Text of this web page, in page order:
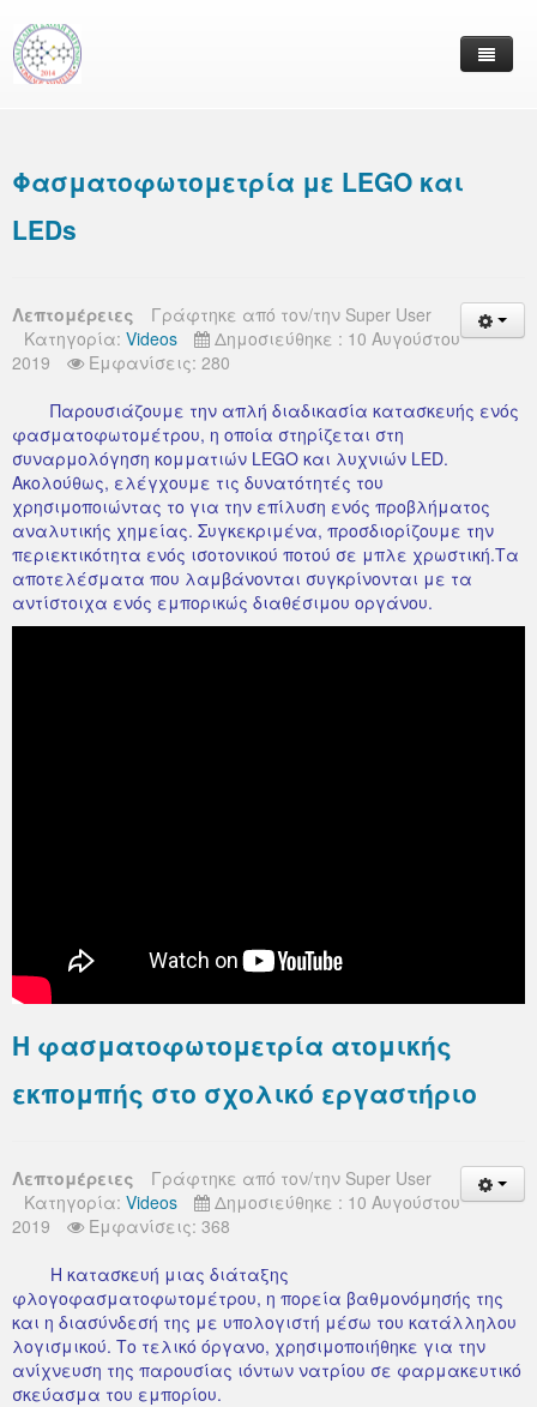
Φασματοφωτομετρία με LEGO και
LEDs
Λεπτομέρειες Γράφτηκε από τον/την Super User
Κατηγορία: Videos
Δημοσιεύθηκε : 10 Αυγούστου
2019
Εμφανίσεις: 280
Παρουσιάζουμε την απλή διαδικασία κατασκευής ενός
φασματοφωτομέτρου, η οποία στηρίζεται στη
συναρμολόγηση κομματιών LEGO και λυχνιών LED.
Ακολούθως, ελέγχουμε τις δυνατότητές του
χρησιμοποιώντας το για την επίλυση ενός προβλήματος
αναλυτικής χημείας. Συγκεκριμένα, προσδιορίζουμε την
περιεκτικότητα ενός ισοτονικού ποτού σε μπλε χρωστική.Τα
αποτελέσματα που λαμβάνονται συγκρίνονται με τα
αντίστοιχα ενός εμπορικώς διαθέσιμου οργάνου.
Η φασματοφωτομετρία ατομικής
εκπομπής στο σχολικό εργαστήριο
Λεπτομέρειες Γράφτηκε από τον/την Super User
Κατηγορία: Videos
Δημοσιεύθηκε : 10 Αυγούστου
2019
Εμφανίσεις: 368
Η κατασκευή μιας διάταξης
φλογοφασματοφωτομέτρου, η πορεία βαθμονόμησής της
και η διασύνδεσή της με υπολογιστή μέσω του κατάλληλου
λογισμικού. Το τελικό όργανο, χρησιμοποιήθηκε για την
ανίχνευση της παρουσίας ιόντων νατρίου σε φαρμακευτικό
σκεύασμα του εμπορίου.
Πληροφορίες
Πειράματα Χημείας
Εκπαιδευτικά Άρθρα
Ειδήσεις και Σχόλια
Επικοινωνία